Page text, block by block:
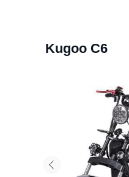
Kugoo С6